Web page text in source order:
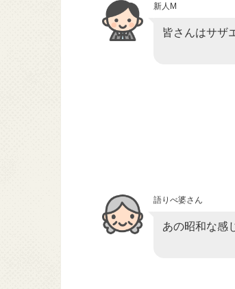
新人M
皆さんはサザ
語りべ婆さん
あの昭和な感